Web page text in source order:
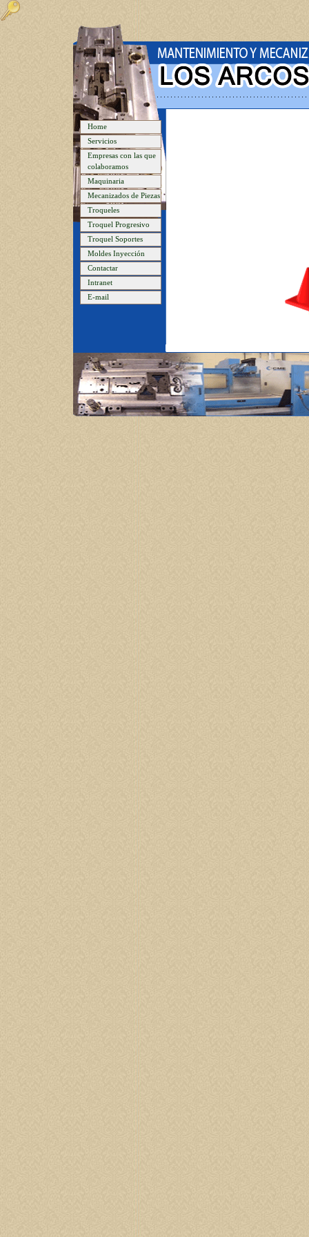
Home
Servicios
Empresas con las que
colaboramos
Maquinaria
Mecanizados de Piezas
Troqueles
Troquel Progresivo
Troquel Soportes
Moldes Inyección
Contactar
Intranet
E-mail